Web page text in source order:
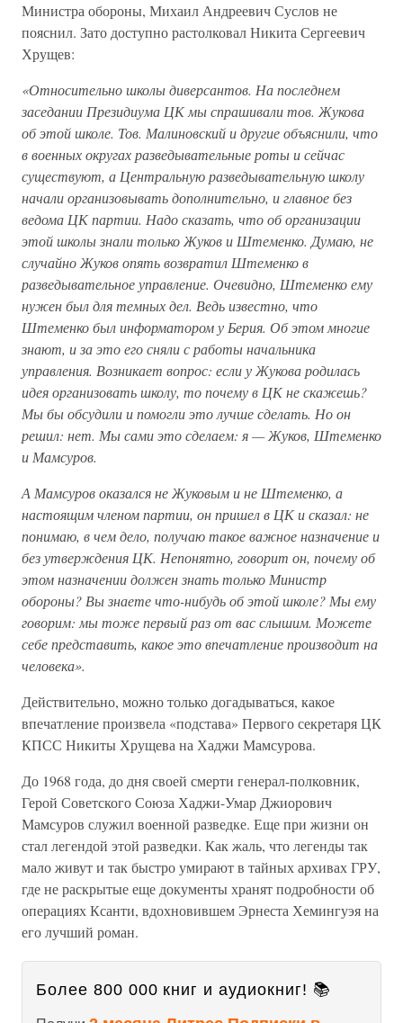
Министра обороны, Михаил Андреевич Суслов не
пояснил. Зато доступно растолковал Никита Сергеевич
Хрущев:
«Относительно школы диверсантов. На последнем
заседании Президиума ЦК мы спрашивали тов. Жукова
об этой школе. Тов. Малиновский и другие объяснили, что
в военных округах разведывательные роты и сейчас
существуют, а Центральную разведывательную школу
начали организовывать дополнительно, и главное без
ведома ЦК партии. Надо сказать, что об организации
этой школы знали только Жуков и Штеменко. Думаю, не
случайно Жуков опять возвратил Штеменко в
разведывательное управление. Очевидно, Штеменко ему
нужен был для темных дел. Ведь известно, что
Штеменко был информатором у Берия. Об этом многие
знают, и за это его сняли с работы начальника
управления. Возникает вопрос: если у Жукова родилась
идея организовать школу, то почему в ЦК не скажешь?
Мы бы обсудили и помогли это лучше сделать. Но он
решил: нет. Мы сами это сделаем: я — Жуков, Штеменко
и Мамсуров.
А Мамсуров оказался не Жуковым и не Штеменко, а
настоящим членом партии, он пришел в ЦК и сказал: не
понимаю, в чем дело, получаю такое важное назначение и
без утверждения ЦК. Непонятно, говорит он, почему об
этом назначении должен знать только Министр
обороны? Вы знаете что-нибудь об этой школе? Мы ему
говорим: мы тоже первый раз от вас слышим. Можете
себе представить, какое это впечатление производит на
человека».
Действительно, можно только догадываться, какое
впечатление произвела «подстава» Первого секретаря ЦК
КПСС Никиты Хрущева на Хаджи Мамсурова.
До 1968 года, до дня своей смерти генерал-полковник,
Герой Советского Союза Хаджи-Умар Джиорович
Мамсуров служил военной разведке. Еще при жизни он
стал легендой этой разведки. Как жаль, что легенды так
мало живут и так быстро умирают в тайных архивах ГРУ,
где не раскрытые еще документы хранят подробности об
операциях Ксанти, вдохновившем Эрнеста Хемингуэя на
его лучший роман.
Более 800 000 книг и аудиокниг! 📚